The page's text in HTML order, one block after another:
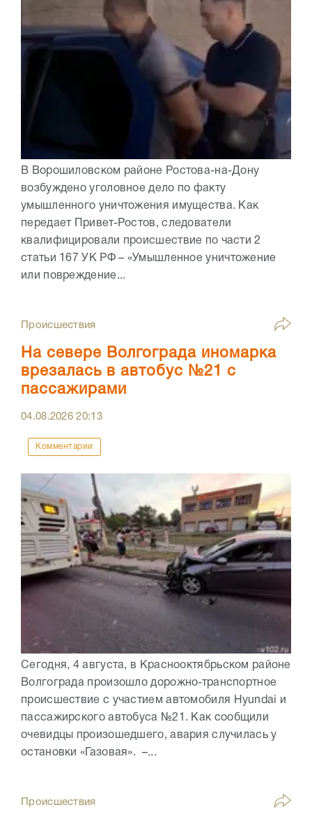
В Ворошиловском районе Ростова-на-Дону
возбуждено уголовное дело по факту
умышленного уничтожения имущества. Как
передает Привет-Ростов, следователи
квалифицировали происшествие по части 2
статьи 167 УК РФ – «Умышленное уничтожение
или повреждение...
Происшествия
На севере Волгограда иномарка
врезалась в автобус №21 с
пассажирами
04.08.202620:13
Комментарии
Сегодня, 4 августа, в Краснооктябрьском районе
Волгограда произошло дорожно-транспортное
происшествие с участием автомобиля Hyundai и
пассажирского автобуса №21. Как сообщили
очевидцы произошедшего, авария случилась у
остановки «Газовая». –...
Происшествия